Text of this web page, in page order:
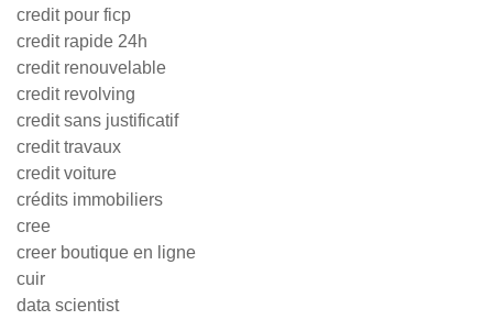
credit pour ficp
credit rapide 24h
credit renouvelable
credit revolving
credit sans justificatif
credit travaux
credit voiture
crédits immobiliers
cree
creer boutique en ligne
cuir
data scientist